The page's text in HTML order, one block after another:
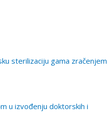
sterilizaciju gama zračenjem
u izvođenju doktorskih i